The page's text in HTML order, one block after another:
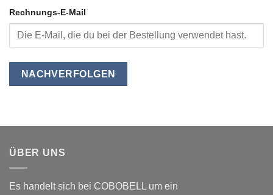
Rechnungs-E-Mail
NACHVERFOLGEN
ÜBER UNS
Es handelt sich bei COBOBELL um ein